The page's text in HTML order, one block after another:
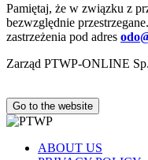
Pamiętaj, że w związku z
bezwzględnie
zastrzeżenia pod adres
Zarząd PTWP-ONLINE
Go to the website
ABOUT US